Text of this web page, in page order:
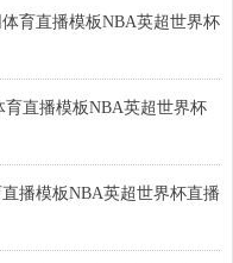
体育直播模板NBA英超世界杯
育直播模板NBA英超世界杯
直播模板NBA英超世界杯直播